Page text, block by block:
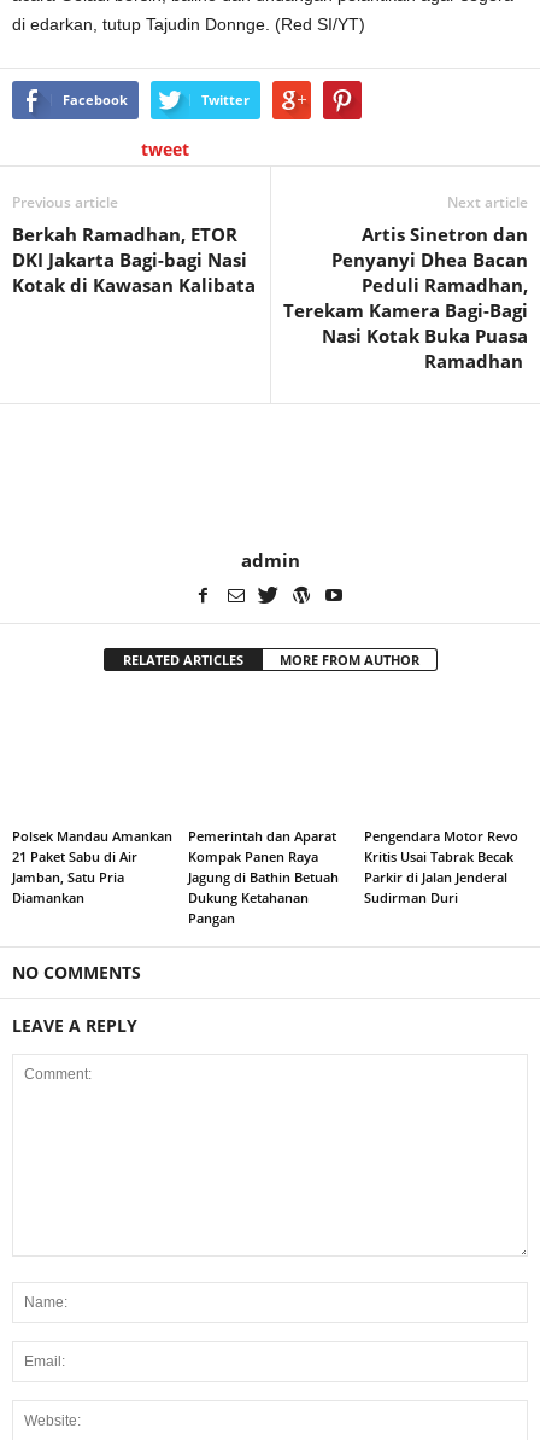
di edarkan, tutup Tajudin Donnge. (Red SI/YT)
Facebook Twitter
tweet
Previous article
Berkah Ramadhan, ETOR
DKI Jakarta Bagi-bagi Nasi
Kotak di Kawasan Kalibata
Next article
Artis Sinetron dan
Penyanyi Dhea Bacan
Peduli Ramadhan,
Terekam Kamera Bagi-Bagi
Nasi Kotak Buka Puasa
Ramadhan
admin
RELATED ARTICLES MORE FROM AUTHOR
Polsek Mandau Amankan
21 Paket Sabu di Air
Jamban, Satu Pria
Diamankan
Pemerintah dan Aparat
Kompak Panen Raya
Jagung di Bathin Betuah
Dukung Ketahanan
Pangan
Pengendara Motor Revo
Kritis Usai Tabrak Becak
Parkir di Jalan Jenderal
Sudirman Duri
NO COMMENTS
LEAVE A REPLY